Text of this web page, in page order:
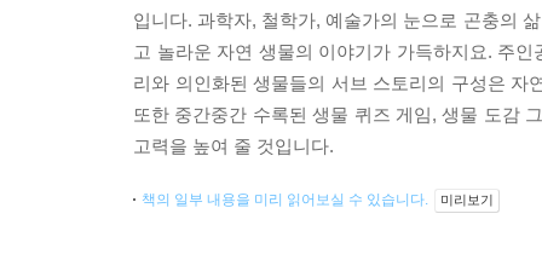
입니다. 과학자, 철학가, 예술가의 눈으로 곤충의
고 놀라운 자연 생물의 이야기가 가득하지요. 주
리와 의인화된 생물들의 서브 스토리의 구성은
또한 중간중간 수록된 생물 퀴즈 게임, 생물 도감
고력을 높여 줄 것입니다.
책의 일부 내용을 미리 읽어보실 수 있습니다. 미리보기